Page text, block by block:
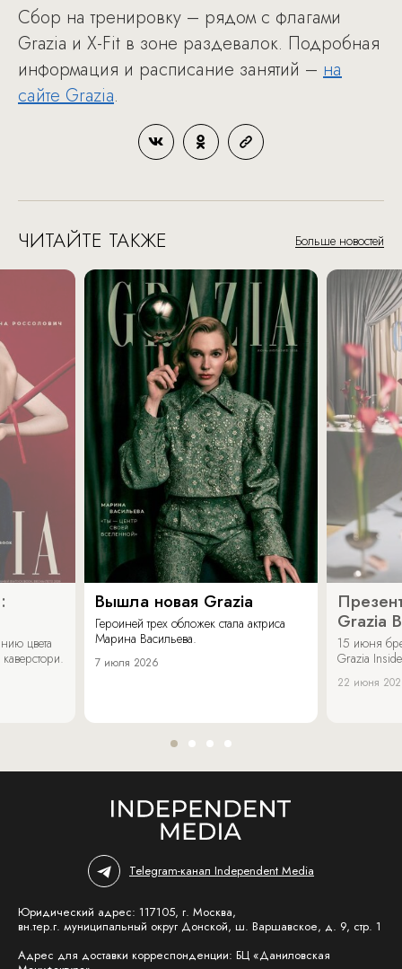
Сбор на тренировку – рядом с флагами
Grazia и X-Fit в зоне раздевалок. Подробная
информация и расписание занятий – на
сайте Grazia.
ЧИТАЙТЕ ТАКЖЕ Больше новостей
цвета
Вышла новая Grazia
Героиней трех обложек стала актриса
Марина Васильева.
7 июля 2026
Grazia
15 июня
Grazia
22 июня
Telegram-канал Independent Media
Юридический адрес: 117105, г. Москва,
вн.тер.г. муниципальный округ Донской, ш. Варшавское, д. 9, стр. 1
Адрес для доставки корреспонденции: БЦ «Даниловская